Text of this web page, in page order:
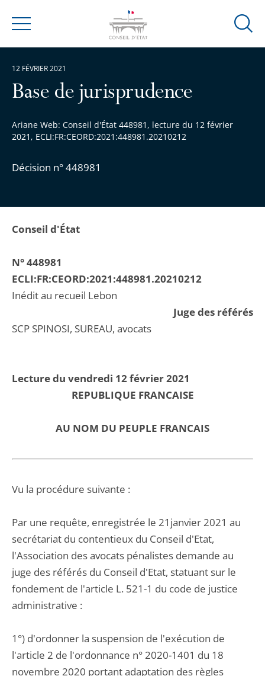
Menu
Ouvrir
Base de jurisprudence
Ariane Web: Conseil d'État 448981, lecture du 12 février
2021, ECLI:FR:CEORD:2021:448981.20210212
Décision n° 448981
12 FÉVRIER 2021
Conseil d'État
N° 448981
ECLI:FR:CEORD:2021:448981.20210212
Inédit au recueil Lebon
Juge des référés
SCP SPINOSI, SUREAU, avocats
Lecture du vendredi 12 février 2021
REPUBLIQUE FRANCAISE
AU NOM DU PEUPLE FRANCAIS
Vu la procédure suivante :
Par une requête, enregistrée le 21janvier 2021 au
secrétariat du contentieux du Conseil d'Etat,
l'Association des avocats pénalistes demande au
juge des référés du Conseil d'Etat, statuant sur le
fondement de l'article L. 521-1 du code de justice
administrative :
1°) d'ordonner la suspension de l'exécution de
l'article 2 de l'ordonnance n° 2020-1401 du 18
novembre 2020 portant adaptation des règles